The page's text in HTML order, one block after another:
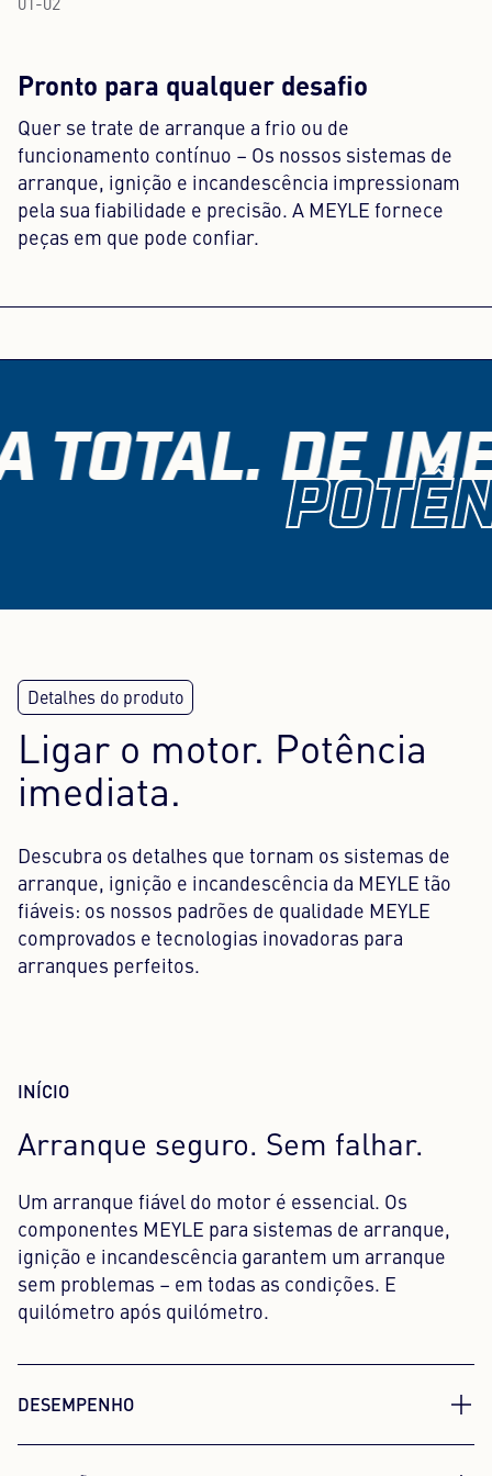
01 -02
Pronto para qualquer desafio
Quer se trate de arranque a frio ou de
funcionamento contínuo – Os nossos sistemas de
arranque, ignição e incandescência impressionam
pela sua fiabilidade e precisão. A MEYLE fornece
peças em que pode confiar.
TOTAL. DE
Ligar o motor. Potência
imediata.
Descubra os detalhes que tornam os sistemas de
arranque, ignição e incandescência da MEYLE tão
fiáveis: os nossos padrões de qualidade MEYLE
comprovados e tecnologias inovadoras para
arranques perfeitos.
INÍCIO
Arranque seguro. Sem falhar.
Um arranque fiável do motor é essencial. Os
componentes MEYLE para sistemas de arranque,
ignição e incandescência garantem um arranque
sem problemas – em todas as condições. E
quilómetro após quilómetro.
DESEMPENHO